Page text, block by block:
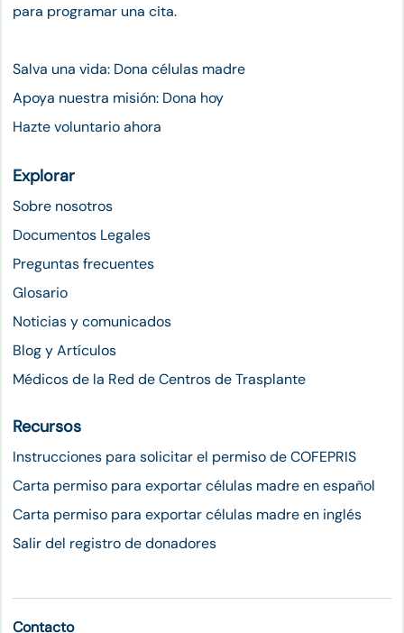
para programar una cita.
Salva una vida: Dona células madre
Apoya nuestra misión: Dona hoy
Hazte voluntario ahora
Explorar
Sobre nosotros
Documentos Legales
Preguntas frecuentes
Glosario
Noticias y comunicados
Blog y Artículos
Médicos de la Red de Centros de Trasplante
Recursos
Instrucciones para solicitar el permiso de COFEPRIS
Carta permiso para exportar células madre en español
Carta permiso para exportar células madre en inglés
Salir del registro de donadores
Contacto